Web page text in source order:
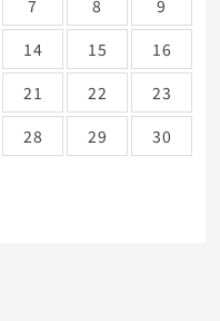
7 8
9
14 15
16
21 22
23
28 29
30